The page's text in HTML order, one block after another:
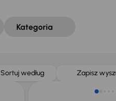
Kategoria
Sortuj według Zapisz
Extra zniżka 1 200 zł